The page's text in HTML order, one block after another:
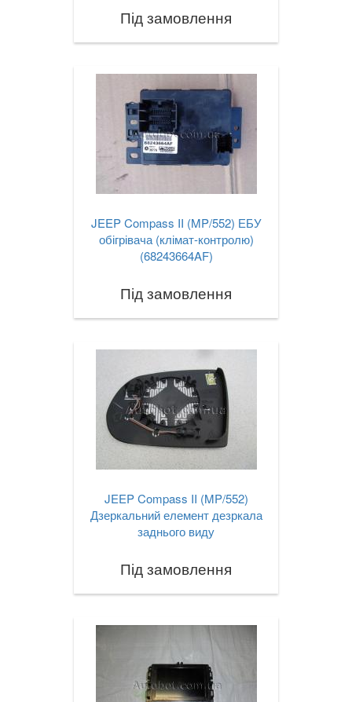
Під замовлення
JEEP Compass II (MP/552) ЕБУ
обігрівача (клімат-контролю)
(68243664AF)
Під замовлення
JEEP Compass II (MP/552)
Дзеркальний елемент дезркала
заднього виду
Під замовлення